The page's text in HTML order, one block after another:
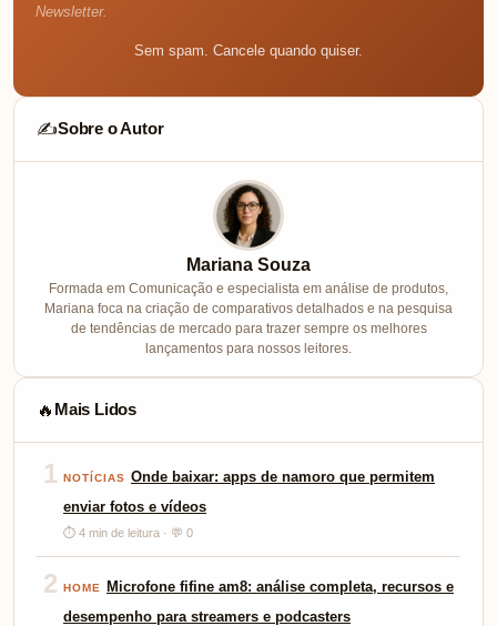
Newsletter.
Sem spam. Cancele quando quiser.
✍️Sobre o Autor
Mariana Souza
Formada em Comunicação e especialista em análise de produtos,
Mariana foca na criação de comparativos detalhados e na pesquisa
de tendências de mercado para trazer sempre os melhores
lançamentos para nossos leitores.
🔥 Mais Lidos
1 NOTÍCIAS Onde baixar: apps de namoro que permitem
enviar fotos e vídeos
⏱ 4 min de leitura · 💬 0
2 HOME
Microfone fifine am8: análise completa, recursos e
desempenho para streamers e podcasters